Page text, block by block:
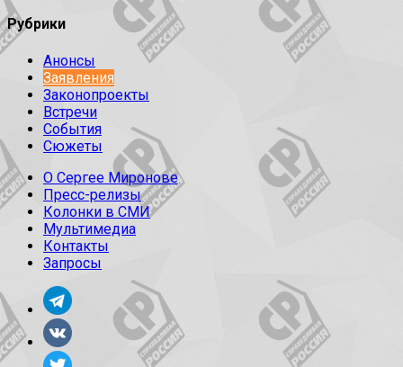
Рубрики
Анонсы
Заявления
Законопроекты
Встречи
События
Сюжеты
О Сергее Миронове
Пресс-релизы
Колонки в СМИ
Мультимедиа
Контакты
Запросы